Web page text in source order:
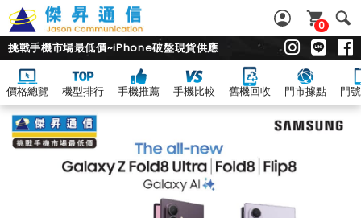
0
挑戰手機市場最低價~iPhone破盤現貨供應
價格總覽 機型排行 手機推薦 手機比較 舊機回收 門市據點 門